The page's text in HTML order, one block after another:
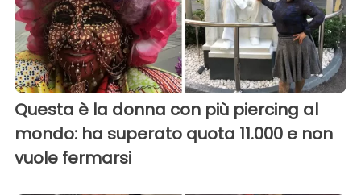
Questa è la donna con più piercing al
mondo: ha superato quota 11.000 e non
vuole fermarsi